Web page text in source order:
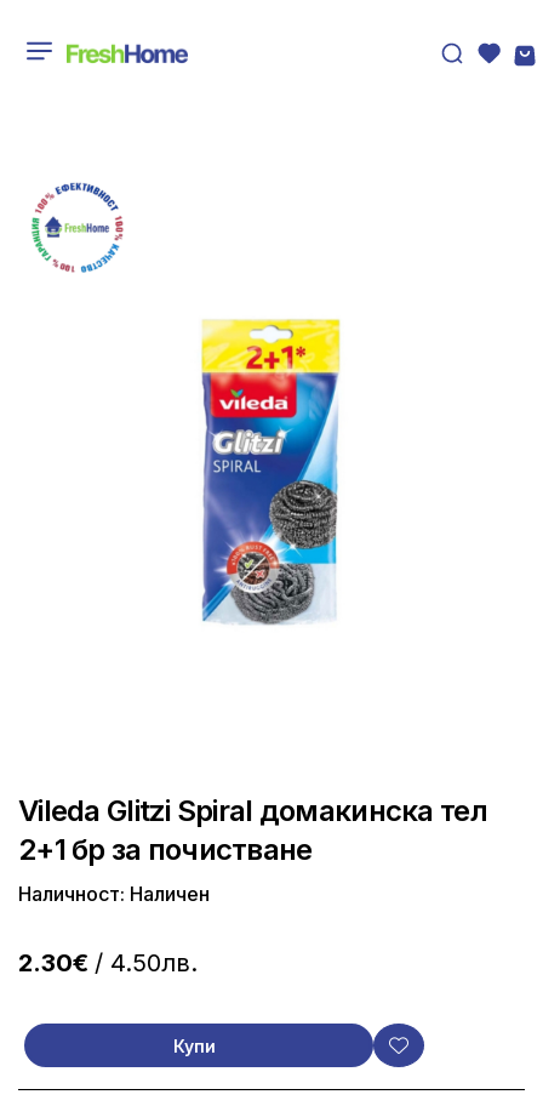
Vileda Glitzi Spiral домакинска тел
2+1 бр за почистване
Наличност: Наличен
2.30€ / 4.50лв.
Купи